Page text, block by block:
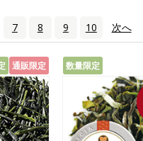
7 8 9 10 次へ
通販限定 数量限定